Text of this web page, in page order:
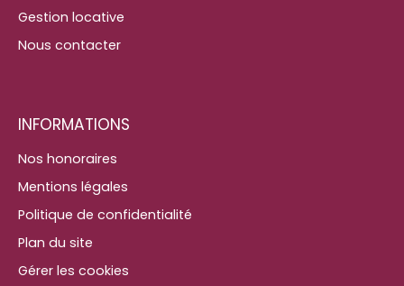
Gestion locative
Nous contacter
INFORMATIONS
Nos honoraires
Mentions légales
Politique de confidentialité
Plan du site
Gérer les cookies